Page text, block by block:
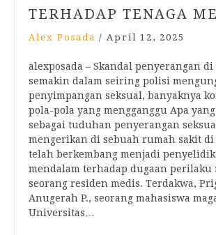
TERHADAP TENAGA
Alex Posada / April 12, 2025
alexposada – Skandal penyerangan
semakin dalam seiring polisi
penyimpangan seksual, banyaknya
pola-pola yang mengganggu Apa
sebagai tuduhan penyerangan
mengerikan di sebuah rumah sakit
telah berkembang menjadi
mendalam terhadap dugaan perilaku
seorang residen medis. Terdakwa,
Anugerah P., seorang mahasiswa
Universitas…